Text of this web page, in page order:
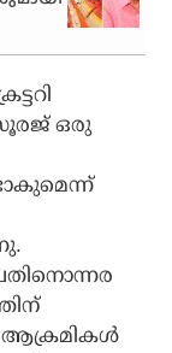
ഒരു
ആക്രമികള്‍